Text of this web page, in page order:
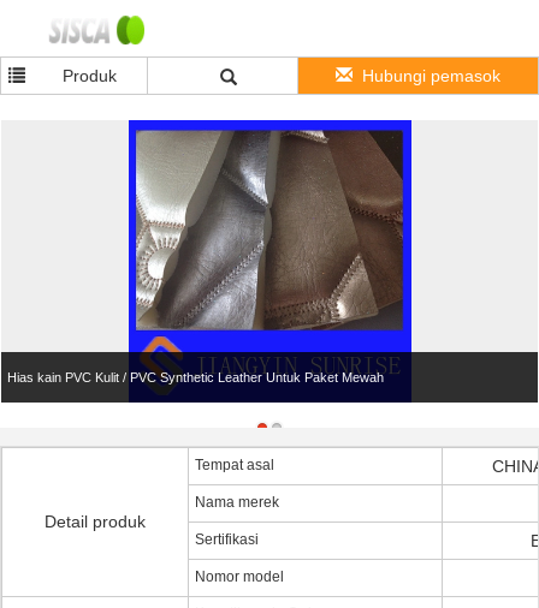
Produk Hubungi pemasok
Hias kain PVC Kulit / PVC Synthetic Leather Untuk Paket Mewah
Detail produk
Tempat asal
Nama merek
Sertifikasi
Nomor model